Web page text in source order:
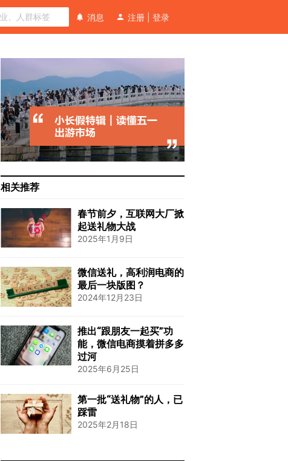
消息 注册 登录
相关推荐
春节前夕，互联网大厂掀
起送礼物大战
2025年1月9日
微信送礼，高利润电商的
最后一块版图？
2024年12月23日
推出“跟朋友一起买”功
能，微信电商摸着拼多多
过河
2025年6月25日
第一批“送礼物”的人，已
踩雷
2025年2月18日